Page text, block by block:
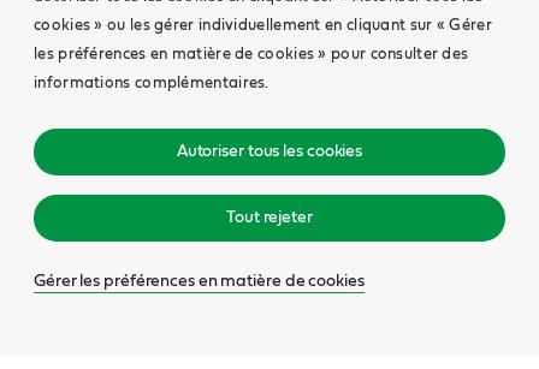
cookies » ou les gérer individuellement en cliquant sur « Gérer
les préférences en matière de cookies » pour consulter des
informations complémentaires.
Autoriser tous les cookies
Tout rejeter
Gérer les préférences en matière de cookies